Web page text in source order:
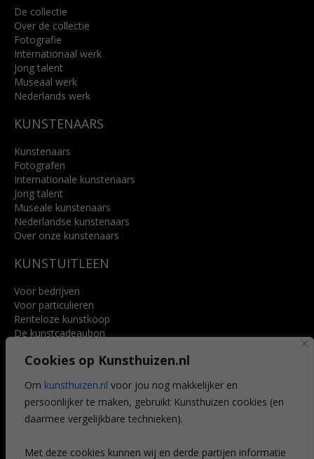
Cookies op Kunsthuizen.nl
Om kunsthuizen.nl voor jou nog makkelijker en
persoonlijker te maken, gebruikt Kunsthuizen cookies (en
daarmee vergelijkbare technieken).
Met deze cookies kunnen wij en derde partijen informatie
De collectie
Over de collectie
Fotografie
Internationaal werk
Jong talent
Museaal werk
Nederlands werk
KUNSTENAARS
Kunstenaars
Fotografen
Internationale kunstenaars
Jong talent
Museale kunstenaars
Nederlandse kunstenaars
Over onze kunstenaars
KUNSTUITLEEN
Voor bedrijven
Voor particulieren
Renteloze kunstkoop
De kunstcadeaubon
Voordelen
Veelgestelde vragen
CONTACT